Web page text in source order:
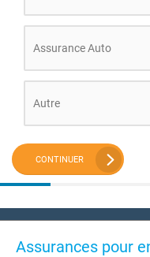
Assurance Auto
Autre
CONTINUER
Assurances pour